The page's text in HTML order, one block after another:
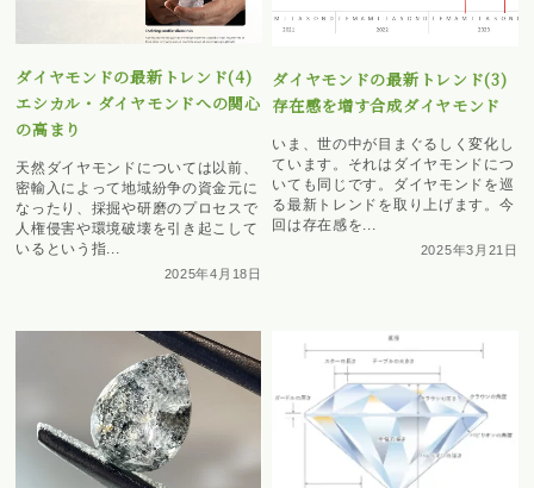
ダイヤモンドの最新トレンド(4)
エシカル・ダイヤモンドへの関心
の高まり
天然ダイヤモンドについては以前、
密輸入によって地域紛争の資金元に
なったり、採掘や研磨のプロセスで
人権侵害や環境破壊を引き起こして
いるという指...
2025年4月18日
ダイヤモンドの最新トレンド(3)
存在感を増す合成ダイヤモンド
いま、世の中が目まぐるしく変化し
ています。それはダイヤモンドにつ
いても同じです。ダイヤモンドを巡
る最新トレンドを取り上げます。今
回は存在感を...
2025年3月21日